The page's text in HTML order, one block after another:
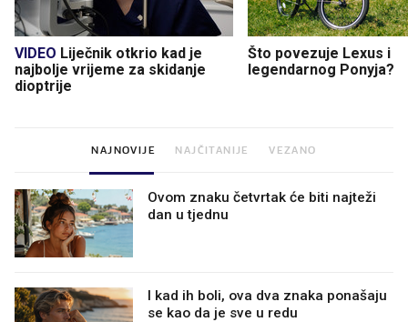
VIDEO
najbolje vrijeme za skidanje
dioptrije
Što povezuje Lexus i
legendarnog Ponyja?
NAJNOVIJE NAJČITANIJE VEZANO
Ovom znaku četvrtak će biti najteži
dan u tjednu
I kad ih boli, ova dva znaka ponašaju
se kao da je sve u redu